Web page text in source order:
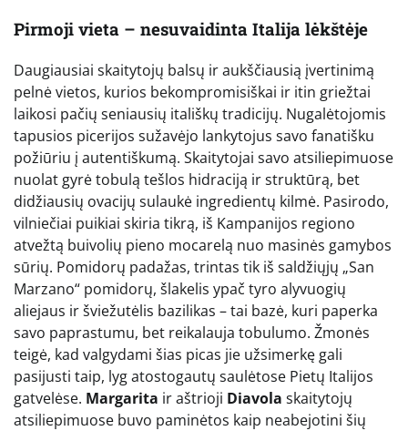
Pirmoji vieta – nesuvaidinta Italija lėkštėje
Daugiausiai skaitytojų balsų ir aukščiausią įvertinimą
pelnė vietos, kurios bekompromisiškai ir itin griežtai
laikosi pačių seniausių itališkų tradicijų. Nugalėtojomis
tapusios picerijos sužavėjo lankytojus savo fanatišku
požiūriu į autentiškumą. Skaitytojai savo atsiliepimuose
nuolat gyrė tobulą tešlos hidraciją ir struktūrą, bet
didžiausių ovacijų sulaukė ingredientų kilmė. Pasirodo,
vilniečiai puikiai skiria tikrą, iš Kampanijos regiono
atvežtą buivolių pieno mocarelą nuo masinės gamybos
sūrių. Pomidorų padažas, trintas tik iš saldžiųjų „San
Marzano“ pomidorų, šlakelis ypač tyro alyvuogių
aliejaus ir šviežutėlis bazilikas – tai bazė, kuri paperka
savo paprastumu, bet reikalauja tobulumo. Žmonės
teigė, kad valgydami šias picas jie užsimerkę gali
pasijusti taip, lyg atostogautų saulėtose Pietų Italijos
gatvelėse. Margarita ir aštrioji Diavola skaitytojų
atsiliepimuose buvo paminėtos kaip neabejotini šių